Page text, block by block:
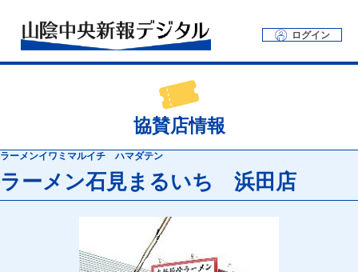
ログイン
協賛店情報
ラーメンイワミマルイチ ハマダテン
ラーメン石見まるいち 浜田店